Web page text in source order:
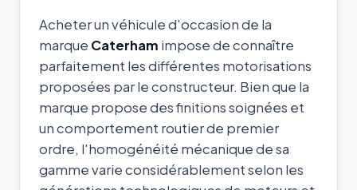
Acheter un véhicule d'occasion de la
marque Caterham impose de connaître
parfaitement les différentes motorisations
proposées par le constructeur. Bien que la
marque propose des finitions soignées et
un comportement routier de premier
ordre, l'homogénéité mécanique de sa
gamme varie considérablement selon les